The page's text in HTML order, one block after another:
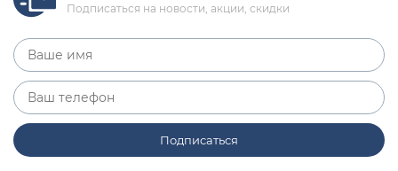
Подписаться на новости, акции, скидки